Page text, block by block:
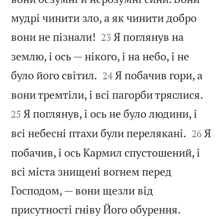
мудрі чинити зло, а як чинити добро
вони не пізнали! 

23 Я поглянув на
землю, і ось — нікого, і на небо, і не
було його світил. 

24 Я побачив гори, а
вони тремтіли, і всі пагорби тряслися.
25 Я поглянув, і ось не було людини, і
всі небесні птахи були перелякані. 

26 Я
побачив, і ось Кармил спустошений, і
всі міста знищені вогнем перед
Господом, — вони щезли від
присутності гніву Його обурення.